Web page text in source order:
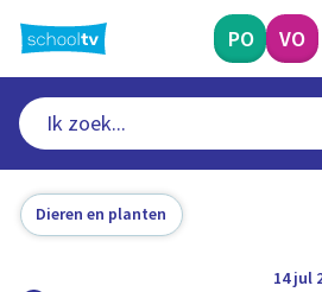
naar
hoofdinhoud
PO VO
Dieren en planten
14 jul